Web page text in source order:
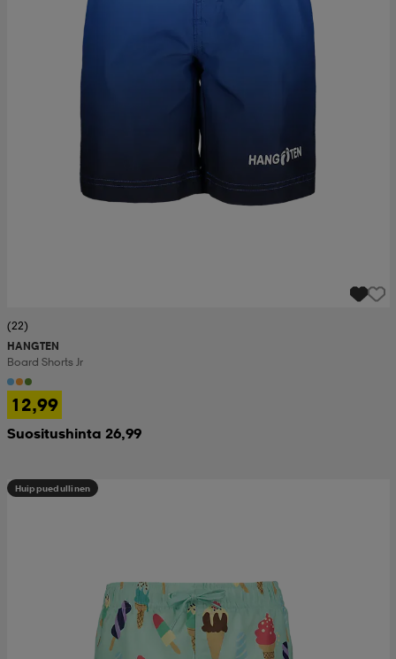
(22)
HANGTEN
Board Shorts Jr
12,99
Suositushinta 26,99
Huippuedullinen